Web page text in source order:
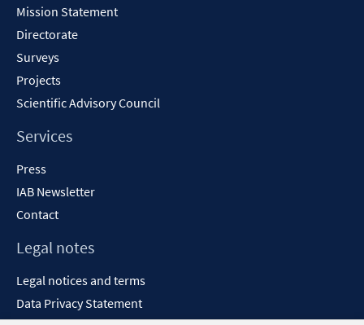
Mission Statement
Directorate
Surveys
Projects
Scientific Advisory Council
Services
Press
IAB Newsletter
Contact
Legal notes
Legal notices and terms
Data Privacy Statement